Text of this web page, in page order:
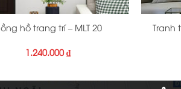
hồ trang trí – MLT 20
1.240.000₫
+
Tranh